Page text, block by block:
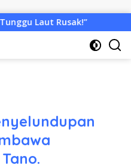
Tongkang Muat Ribuan